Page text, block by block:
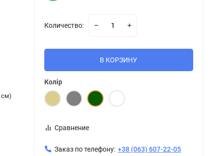
см)
Количество:
В КОРЗИНУ
Колір
Сравнение
Заказ по телефону: +38 (063) 607-22-05